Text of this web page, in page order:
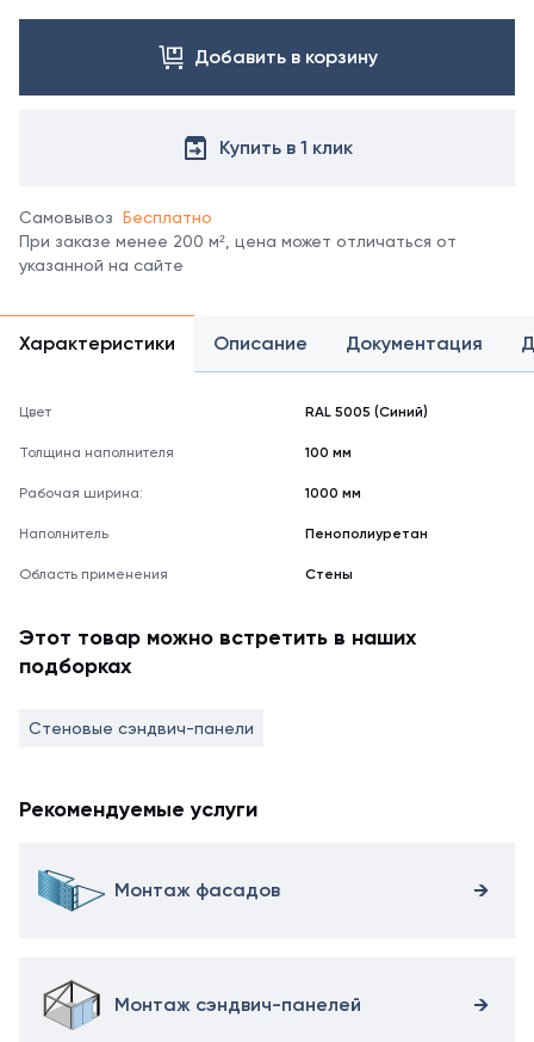
цвета
в
цветов
отображение
цвета
на
может
не
оттенку.
Добавить в корзину
Купить в 1 клик
Самовывоз Бесплатно
При заказе менее 200 м², цена может отличаться от
указанной на сайте
Характеристики Описание Документация
Цвет RAL 5005 (Синий)
Толщина наполнителя 100 мм
Рабочая ширина: 1000 мм
Наполнитель Пенополиуретан
Область применения Стены
Этот товар можно встретить в наших
подборках
Стеновые сэндвич-панели
Рекомендуемые услуги
Монтаж фасадов
Монтаж сэндвич-панелей